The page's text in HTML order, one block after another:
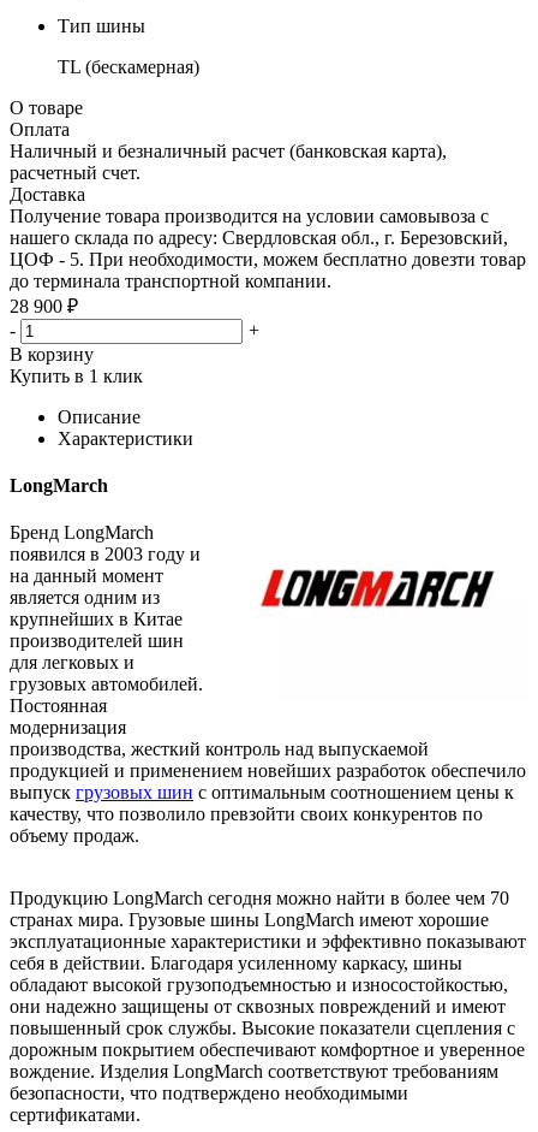
Тип шины
TL (бескамерная)
О товаре
Оплата
Наличный и безналичный расчет (банковская карта),
расчетный счет.
Доставка
Получение товара производится на условии самовывоза с
нашего склада по адресу: Свердловская обл., г. Березовский,
ЦОФ - 5. При необходимости, можем бесплатно довезти товар
до терминала транспортной компании.
28 900 ₽
-
+
В корзину
Купить в 1 клик
Описание
Характеристики
LongMarch
Бренд LongMarch
появился в 2003 году и
на данный момент
является одним из
крупнейших в Китае
производителей шин
для легковых и
грузовых автомобилей.
Постоянная
модернизация
производства, жесткий контроль над выпускаемой
продукцией и применением новейших разработок обеспечило
выпуск грузовых шин с оптимальным соотношением цены к
качеству, что позволило превзойти своих конкурентов по
объему продаж.
Продукцию LongMarch сегодня можно найти в более чем 70
странах мира. Грузовые шины LongMarch имеют хорошие
эксплуатационные характеристики и эффективно показывают
себя в действии. Благодаря усиленному каркасу, шины
обладают высокой грузоподъемностью и износостойкостью,
они надежно защищены от сквозных повреждений и имеют
повышенный срок службы. Высокие показатели сцепления с
дорожным покрытием обеспечивают комфортное и уверенное
вождение. Изделия LongMarch соответствуют требованиям
безопасности, что подтверждено необходимыми
сертификатами.